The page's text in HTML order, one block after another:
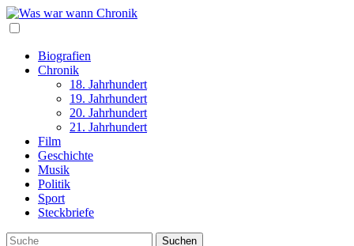
Biografien
Chronik
18. Jahrhundert
19. Jahrhundert
20. Jahrhundert
21. Jahrhundert
Film
Geschichte
Musik
Politik
Sport
Steckbriefe